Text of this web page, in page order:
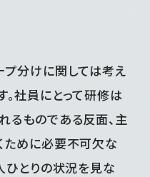
プ分けに関しては考え
社員にとって研修は
るものである反面、主
ために必要不可欠な
ひとりの状況を見な